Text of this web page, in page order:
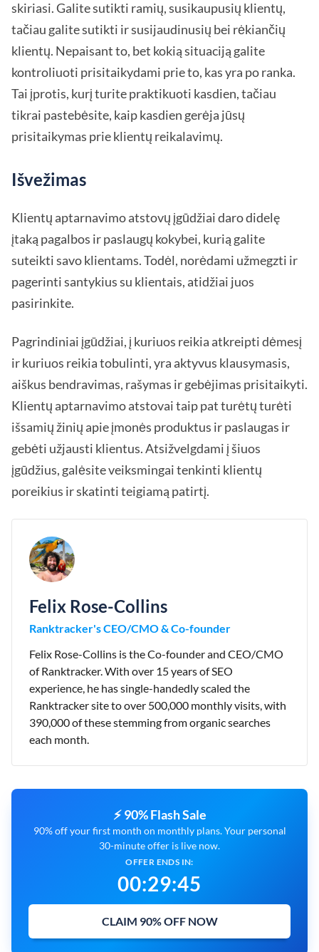
skiriasi. Galite sutikti ramių, susikaupusių klientų,
tačiau galite sutikti ir susijaudinusių bei rėkiančių
klientų. Nepaisant to, bet kokią situaciją galite
kontroliuoti prisitaikydami prie to, kas yra po ranka.
Tai įprotis, kurį turite praktikuoti kasdien, tačiau
tikrai pastebėsite, kaip kasdien gerėja jūsų
prisitaikymas prie klientų reikalavimų.
Išvežimas
Klientų aptarnavimo atstovų įgūdžiai daro didelę
įtaką pagalbos ir paslaugų kokybei, kurią galite
suteikti savo klientams. Todėl, norėdami užmegzti ir
pagerinti santykius su klientais, atidžiai juos
pasirinkite.
Pagrindiniai įgūdžiai, į kuriuos reikia atkreipti dėmesį
ir kuriuos reikia tobulinti, yra aktyvus klausymasis,
aiškus bendravimas, rašymas ir gebėjimas prisitaikyti.
Klientų aptarnavimo atstovai taip pat turėtų turėti
išsamių žinių apie įmonės produktus ir paslaugas ir
gebėti užjausti klientus. Atsižvelgdami į šiuos
įgūdžius, galėsite veiksmingai tenkinti klientų
poreikius ir skatinti teigiamą patirtį.
Felix Rose-Collins
Ranktracker's CEO/CMO & Co-founder
Felix Rose-Collins is the Co-founder and CEO/CMO
of Ranktracker. With over 15 years of SEO
experience, he has single-handedly scaled the
Ranktracker site to over 500,000 monthly visits, with
390,000 of these stemming from organic searches
each month.
⚡ 90% Flash Sale
90% off your first month on monthly plans. Your personal
30-minute offer is live now.
OFFER ENDS IN:
00:29:43
CLAIM 90% OFF NOW